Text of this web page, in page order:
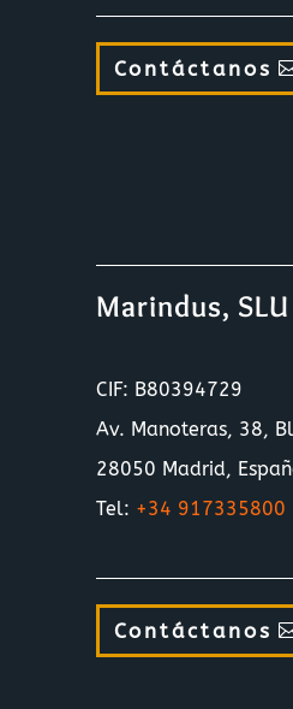
Contáctanos
Marindus, SLU
CIF: B80394729
Av. Manoteras, 38,
28050 Madrid,
Tel: +34 917335800
Contáctanos